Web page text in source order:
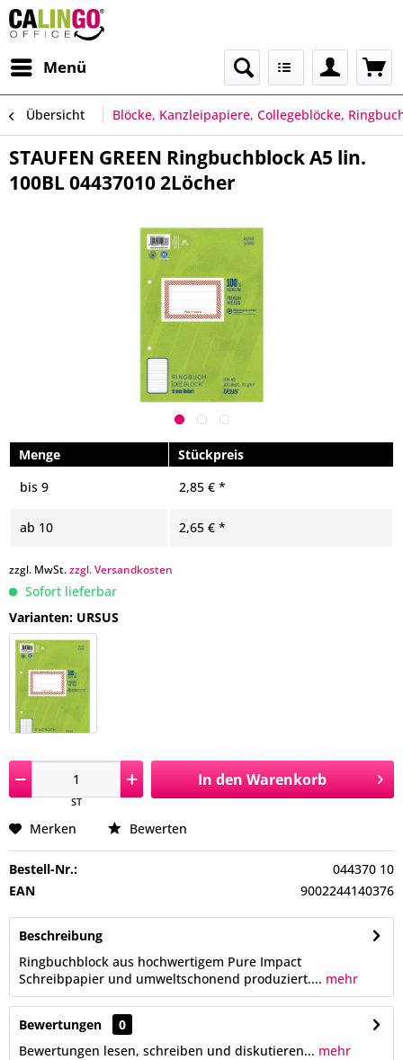
Menü
Übersicht Blöcke, Kanzleipapiere, Collegeblöcke,
STAUFEN GREEN Ringbuchblock A5 lin.
100BL 04437010 2Löcher
Menge
Stückpreis
bis 9 2,85 € *
ab 10 2,65 € *
zzgl. MwSt.zzgl. Versandkosten
Sofort lieferbar
Varianten: URSUS
ST
In den Warenkorb
Merken Bewerten
Bestell-Nr.:
044370 10
EAN
9002244140376
Beschreibung
Ringbuchblock aus hochwertigem Pure Impact
Schreibpapier und umweltschonend produziert.... mehr
Bewertungen
0
Bewertungen lesen, schreiben und diskutieren... mehr